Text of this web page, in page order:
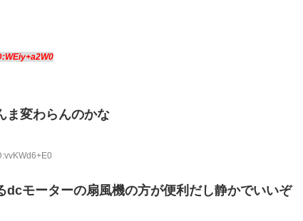
ま変わらんのかな
dcモーターの扇風機の方が便利だし静かでいいぞ